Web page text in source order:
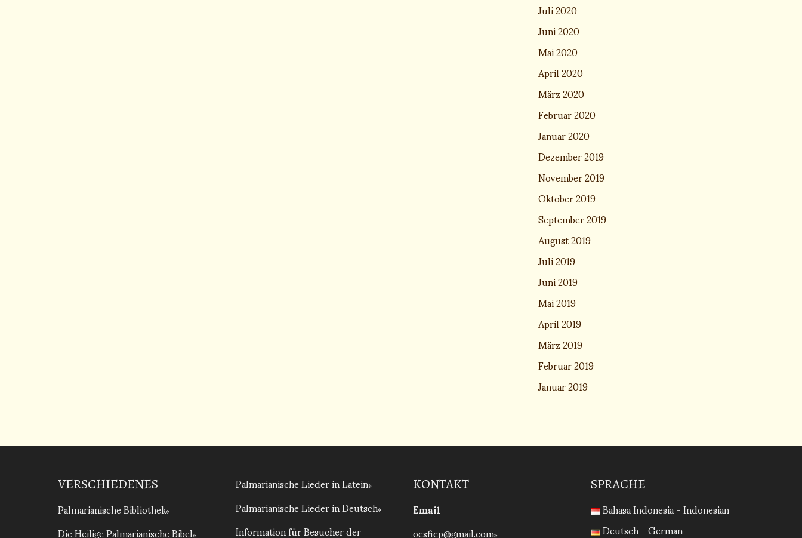
Juli 2020
Juni 2020
Mai 2020
April 2020
März 2020
Februar 2020
Januar 2020
Dezember 2019
November 2019
Oktober 2019
September 2019
August 2019
Juli 2019
Juni 2019
Mai 2019
April 2019
März 2019
Februar 2019
Januar 2019
VERSCHIEDENES
Palmarianische Bibliothek
Palmarianische Lieder in Latein
Palmarianische Lieder in Deutsch
Information für Besucher der
KONTAKT
Email
SPRACHE
Bahasa Indonesia - Indonesian
Deutsch - German